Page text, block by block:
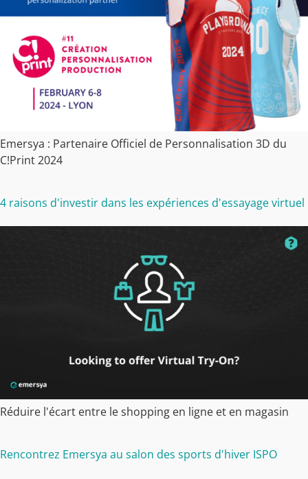
Emersya : Partenaire Officiel de Personnalisation 3D du
C!Print 2024
4 raisons d'investir dans les expériences d'essayage virtuel
Réduire l'écart entre le shopping en ligne et en magasin
Rencontrez Emersya au salon des sports d'hiver ISPO